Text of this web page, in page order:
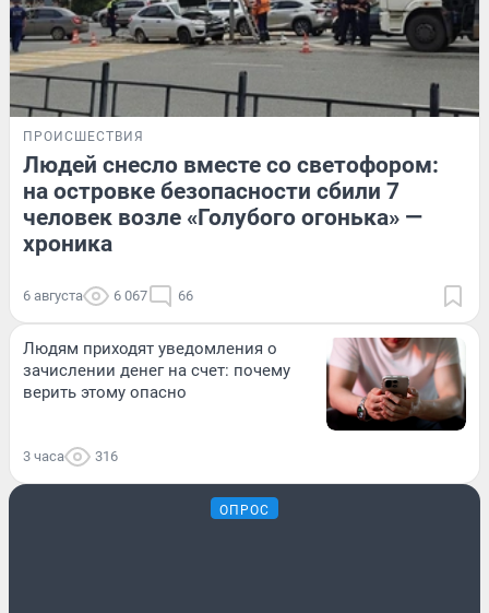
ПРОИСШЕСТВИЯ
Людей снесло вместе со светофором:
на островке безопасности сбили 7
человек возле «Голубого огонька» —
хроника
6 августа 6 067 66
Людям приходят уведомления о
зачислении денег на счет: почему
верить этому опасно
3 часа 316
ОПРОС